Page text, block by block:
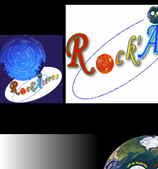
Panneau de gestion des cookies